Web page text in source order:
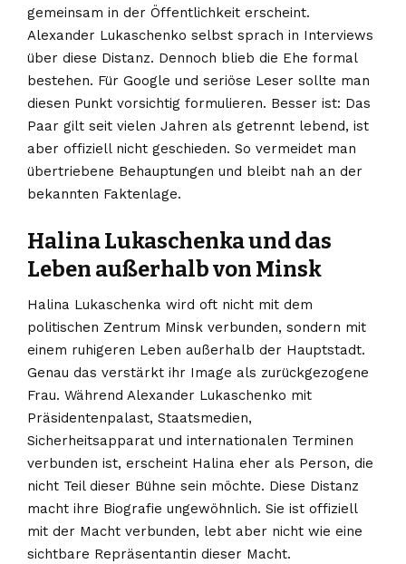
gemeinsam in der Öffentlichkeit erscheint.
Alexander Lukaschenko selbst sprach in Interviews
über diese Distanz. Dennoch blieb die Ehe formal
bestehen. Für Google und seriöse Leser sollte man
diesen Punkt vorsichtig formulieren. Besser ist: Das
Paar gilt seit vielen Jahren als getrennt lebend, ist
aber offiziell nicht geschieden. So vermeidet man
übertriebene Behauptungen und bleibt nah an der
bekannten Faktenlage.
Halina Lukaschenka und das
Leben außerhalb von Minsk
Halina Lukaschenka wird oft nicht mit dem
politischen Zentrum Minsk verbunden, sondern mit
einem ruhigeren Leben außerhalb der Hauptstadt.
Genau das verstärkt ihr Image als zurückgezogene
Frau. Während Alexander Lukaschenko mit
Präsidentenpalast, Staatsmedien,
Sicherheitsapparat und internationalen Terminen
verbunden ist, erscheint Halina eher als Person, die
nicht Teil dieser Bühne sein möchte. Diese Distanz
macht ihre Biografie ungewöhnlich. Sie ist offiziell
mit der Macht verbunden, lebt aber nicht wie eine
sichtbare Repräsentantin dieser Macht.